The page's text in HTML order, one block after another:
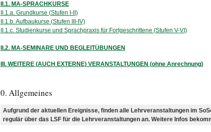
II.1. MA-SPRACHKURSE
II.1.a. Grundkurse (Stufen I-II)
II.1.b. Aufbaukurse (Stufen III-IV)
II.1.c. Studienkurse und Sprachpraxis für Fortgeschrittene (Stufen V-VI)
II.2. MA-SEMINARE UND BEGLEITÜBUNGEN
III. WEITERE (AUCH EXTERNE) VERANSTALTUNGEN (ohne Anrechnung)
0. Allgemeines
Aufgrund der aktuellen Ereignisse, finden alle Lehrveranstaltungen im
regulär über das LSF für die Lehrveranstaltungen an. Weitere Infos